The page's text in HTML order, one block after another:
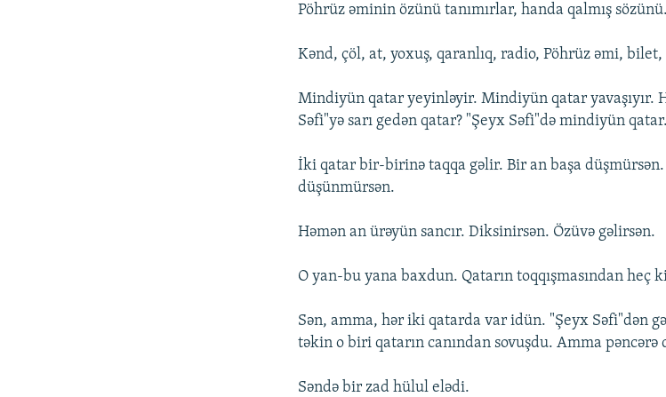
Pöhrüz əminin özünü tanımırlar, handa qalmış
Kənd, çöl, at, yoxuş, qaranlıq, radio, Pöhrüz əmi,
Mindiyün qatar yeyinləyir. Mindiyün qatar yavaşıyır.
Səfi"yə sarı gedən qatar? "Şeyx Səfi"də mindiyün qatar.
İki qatar bir-birinə taqqa gəlir. Bir an başa
düşünmürsən.
Həmən an ürəyün sancır. Diksinirsən. Özüvə gəlirsən.
O yan-bu yana baxdun. Qatarın toqqışmasından heç
Sən, amma, hər iki qatarda var idün. "Şeyx Səfi"dən
təkin o biri qatarın canından sovuşdu. Amma pəncərə
Səndə bir zad hülul elədi.